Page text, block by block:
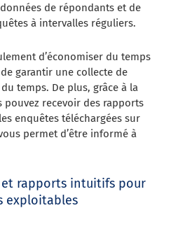
de répondants et de
à intervalles réguliers.
d’économiser du temps
garantir une collecte de
temps. De plus, grâce à la
pouvez recevoir des rapports
enquêtes téléchargées sur
permet d’être informé à
et rapports intuitifs pour
exploitables